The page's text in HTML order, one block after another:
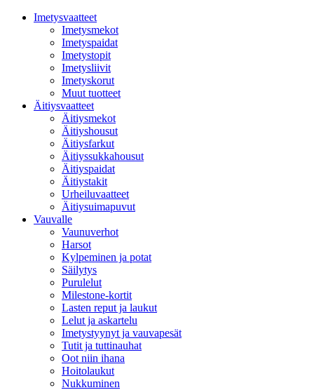
Imetysvaatteet
Imetysmekot
Imetyspaidat
Imetystopit
Imetysliivit
Imetyskorut
Muut tuotteet
Äitiysvaatteet
Äitiysmekot
Äitiyshousut
Äitiysfarkut
Äitiyssukkahousut
Äitiyspaidat
Äitiystakit
Urheiluvaatteet
Äitiysuimapuvut
Vauvalle
Vaunuverhot
Harsot
Kylpeminen ja potat
Säilytys
Purulelut
Milestone-kortit
Lasten reput ja laukut
Lelut ja askartelu
Imetystyynyt ja vauvapesät
Tutit ja tuttinauhat
Oot niin ihana
Hoitolaukut
Nukkuminen